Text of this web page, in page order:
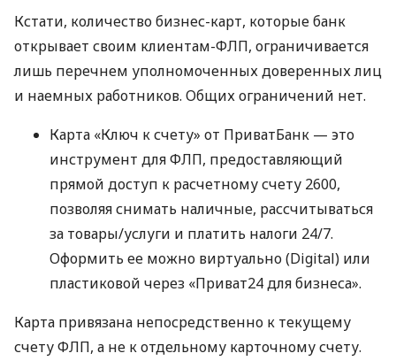
Кстати, количество бизнес-карт, которые банк
открывает своим клиентам-ФЛП, ограничивается
лишь перечнем уполномоченных доверенных лиц
и наемных работников. Общих ограничений нет.
Карта «Ключ к счету» от ПриватБанк — это
инструмент для ФЛП, предоставляющий
прямой доступ к расчетному счету 2600,
позволяя снимать наличные, рассчитываться
за товары/услуги и платить налоги 24/7.
Оформить ее можно виртуально (Digital) или
пластиковой через «Приват24 для бизнеса».
Карта привязана непосредственно к текущему
счету ФЛП, а не к отдельному карточному счету.